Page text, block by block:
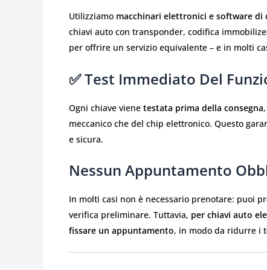
Utilizziamo macchinari elettronici e software di
chiavi auto con transponder, codifica
per offrire un servizio equivalente – e in molti
✅ Test Immediato Del
Ogni chiave viene testata prima della consegna
meccanico che del chip elettronico. Questo
e sicura.
Nessun Appuntamento
In molti casi non è necessario prenotare: puoi
verifica preliminare. Tuttavia, per chiavi auto
fissare un appuntamento, in modo da ridurre i